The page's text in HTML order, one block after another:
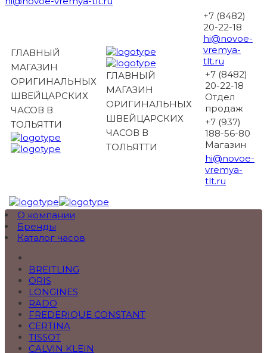
ГЛАВНЫЙ
МАГАЗИН
ОРИГИНАЛЬНЫХ
ШВЕЙЦАРСКИХ
ЧАСОВ В
ТОЛЬЯТТИ
ГЛАВНЫЙ
МАГАЗИН
ОРИГИНАЛЬНЫХ
ШВЕЙЦАРСКИХ
ЧАСОВ В
ТОЛЬЯТТИ
+7 (8482)
20-22-18
hi@novoe-
vremya-
tlt.ru
+7 (8482)
20-22-18
Отдел
продаж
+7 (937)
188-56-80
Магазин
hi@novoe-
vremya-
tlt.ru
О компании
Бренды
Каталог часов
BREITLING
ORIS
LONGINES
RADO
FREDERIQUE CONSTANT
CERTINA
TISSOT
CALVIN KLEIN